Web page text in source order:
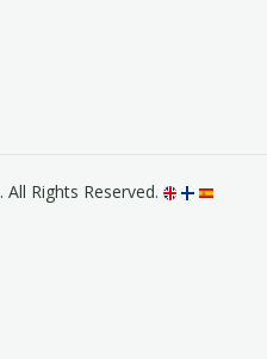
. All Rights Reserved.